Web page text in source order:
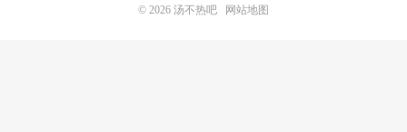
© 2026 汤不热吧 网站地图